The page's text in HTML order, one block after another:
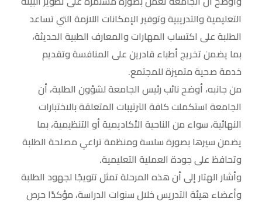
التعليمية والتدريبية وتوفير الإمكانات اللازمة التي تساعد
الطلبة على اكتساب المهارات والمعارف الطبية الحديثة،
بما يضمن تخريج أطباء قادرين على المنافسة وتقديم
خدمة صحية متميزة للمجتمع.
من جانبه، أوضح نائب رئيس الجامعة لشؤون الطلبة، أن
الجامعة استكملت كافة الترتيبات المتعلقة بالاختبارات
النهائية، سواء من الناحية الأكاديمية أو التنظيمية، بما
يضمن سيرها بصورة سلسة ومنظمة تراعي مصلحة الطلبة
وتحافظ على جودة العملية التعليمية.
وأشار الهتار إلى أن هذه المرحلة تمثل تتويجًا لجهود الطلبة
وأعضاء هيئة التدريس خلال سنوات الدراسة، مؤكدًا حرص